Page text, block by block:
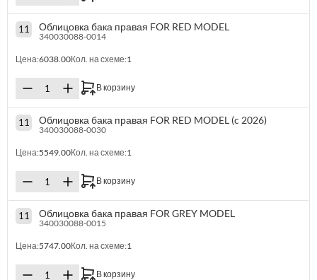
11 Облицовка бака правая FOR RED MODEL
340030088-0014
Цена:6038.00Кол. на схеме:1
В корзину
11 Облицовка бака правая FOR RED MODEL (c 2026)
340030088-0030
Цена:5549.00Кол. на схеме:1
В корзину
11 Облицовка бака правая FOR GREY MODEL
340030088-0015
Цена:5747.00Кол. на схеме:1
В корзину